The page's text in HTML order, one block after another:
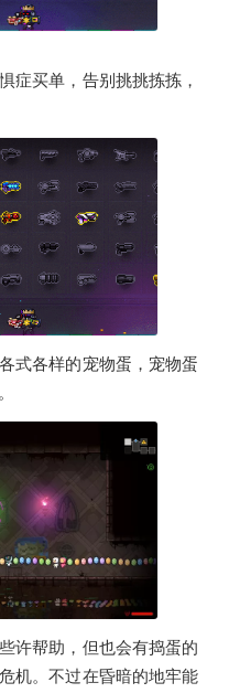
症买单，告别挑挑拣拣，
式各样的宠物蛋，宠物蛋
许帮助，但也会有捣蛋的
机。不过在昏暗的地牢能